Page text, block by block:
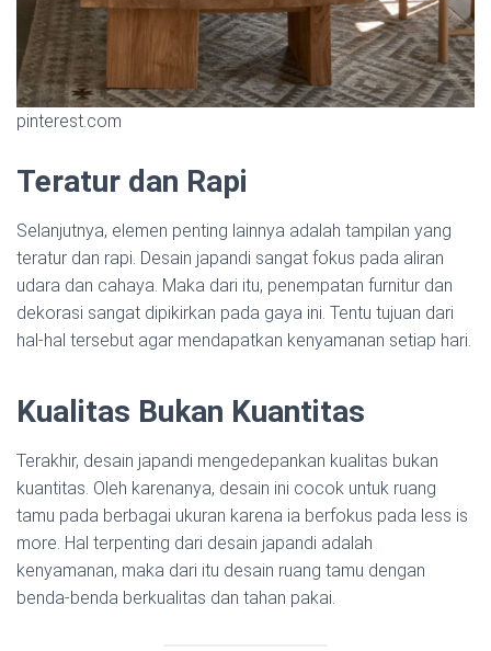
pinterest.com
Teratur dan Rapi
Selanjutnya, elemen penting lainnya adalah tampilan yang
teratur dan rapi. Desain japandi sangat fokus pada aliran
udara dan cahaya. Maka dari itu, penempatan furnitur dan
dekorasi sangat dipikirkan pada gaya ini. Tentu tujuan dari
hal-hal tersebut agar mendapatkan kenyamanan setiap hari.
Kualitas Bukan Kuantitas
Terakhir, desain japandi mengedepankan kualitas bukan
kuantitas. Oleh karenanya, desain ini cocok untuk ruang
tamu pada berbagai ukuran karena ia berfokus pada less is
more. Hal terpenting dari desain japandi adalah
kenyamanan, maka dari itu desain ruang tamu dengan
benda-benda berkualitas dan tahan pakai.